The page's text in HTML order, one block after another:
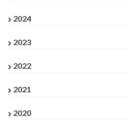
2024
2023
2022
2021
2020